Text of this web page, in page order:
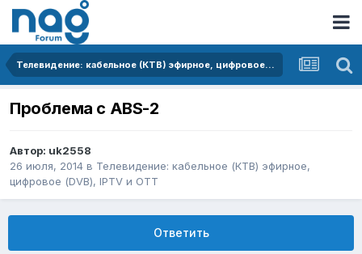
Телевидение: кабельное (КТВ) эфирное, цифровое (DVB), IPTV и OTT
Проблема с ABS-2
Автор: uk2558
26 июля, 2014 в Телевидение: кабельное (КТВ) эфирное,
цифровое (DVB), IPTV и OTT
Ответить